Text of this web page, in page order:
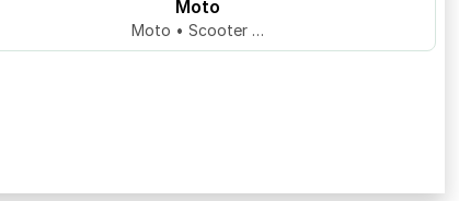
Moto
Moto • Scooter …